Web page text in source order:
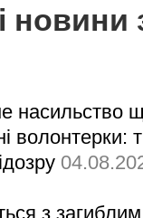
новини
насильство
волонтерки:
з загиблим